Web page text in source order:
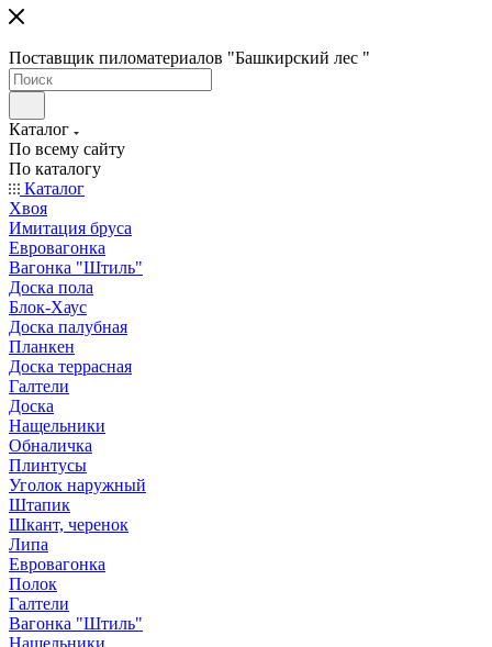
Поставщик пиломатериалов "Башкирский лес "
Каталог
По всему сайту
По каталогу
Каталог
Хвоя
Имитация бруса
Евровагонка
Вагонка "Штиль"
Доска пола
Блок-Хаус
Доска палубная
Планкен
Доска террасная
Галтели
Доска
Нащельники
Обналичка
Плинтусы
Уголок наружный
Штапик
Шкант, черенок
Липа
Евровагонка
Полок
Галтели
Вагонка "Штиль"
Нащельники